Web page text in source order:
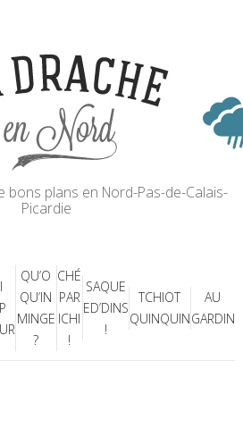
bons plans en Nord-Pas-de-Calais-
Picardie
QU’O
QU’IN
MINGE
?
CHÉ
PAR
ICHI
!
SAQUE
ED’DINS
!
TCHIOT
QUINQUIN
AU
GARDIN